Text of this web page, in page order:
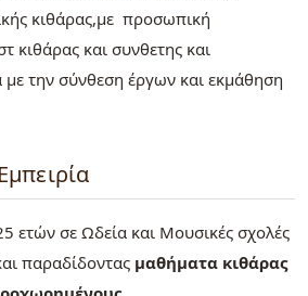
κιθάρας,με προσωπική
κιθάρας και συνθετης και
με την σύνθεση έργων και εκμάθηση
ετών σε Ωδεία και Μουσικές σχολές
παραδίδοντας μαθήματα κιθάρας